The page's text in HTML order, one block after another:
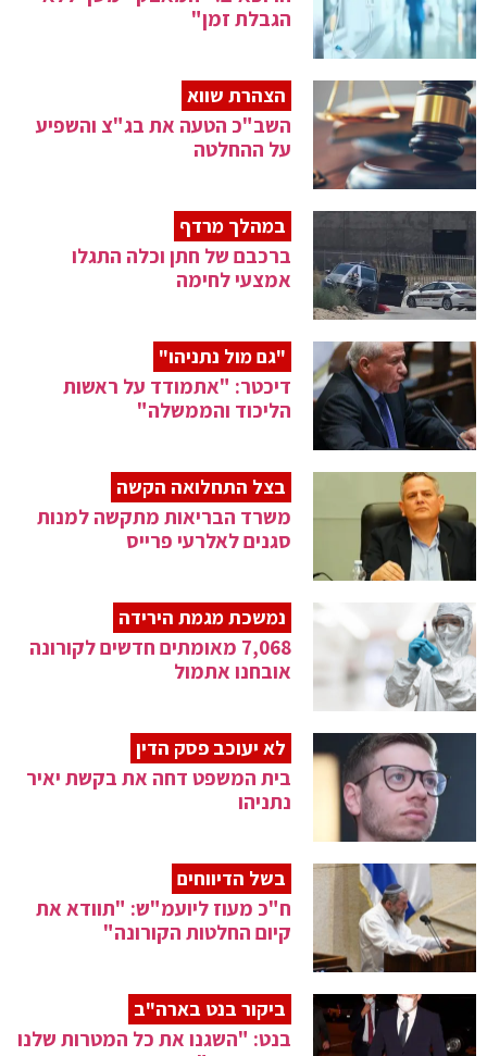
הגבלת זמן"
הצהרת שווא
השב"כ הטעה את בג"צ והשפיע
על ההחלטה
במהלך מרדף
ברכבם של חתן וכלה התגלו
אמצעי לחימה
"גם מול נתניהו"
דיכטר: "אתמודד על ראשות
הליכוד והממשלה"
בצל התחלואה הקשה
משרד הבריאות מתקשה למנות
סגנים לאלרעי פרייס
נמשכת מגמת הירידה
7,068 מאומתים חדשים לקורונה
אובחנו אתמול
לא יעוכב פסק הדין
בית המשפט דחה את בקשת יאיר
נתניהו
בשל הדיווחים
ח"כ מעוז ליועמ"ש: "תוודא את
קיום החלטות הקורונה"
ביקור בנט בארה"ב
בנט: "השגנו את כל המטרות שלנו